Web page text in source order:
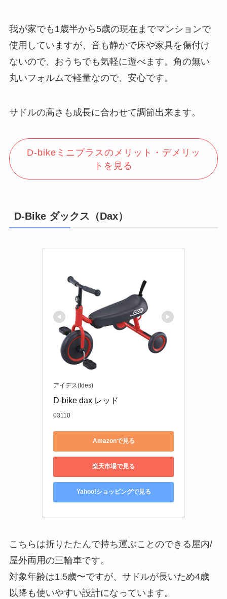
我が家でも1歳半から5歳の現在までマンションで
使用していますが、音も静かで床や家具を傷付け
ないので、おうちでも気軽に遊べます。角の無い
丸いフォルムで軽量なので、安心です。
サドルの高さも成長に合わせて調節出来ます。
D-bikeミニプラスのメリット・デメリッ
トを見る
D-Bike ダックス（Dax）
アイデス(Ides)
D-bike dax レッド
03110
Amazonで見る
楽天市場で見る
Yahoo!ショッピングで見る
こちらは折りたたんで持ち運ぶことのできる屋内/
屋外両用の三輪車です。
対象年齢は1.5歳〜ですが、サドルが長いため4歳
以降も使いやすい設計になっています。